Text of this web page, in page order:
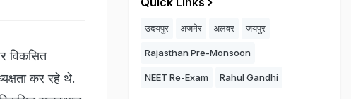
विकसित
कर रहे थे.
उदयपुर अजमेर अलवर जयपुर
Rajasthan Pre-Monsoon
NEET Re-Exam Rahul Gandhi